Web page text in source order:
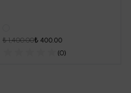
₺ 1,400.00₺ 400.00
(0)